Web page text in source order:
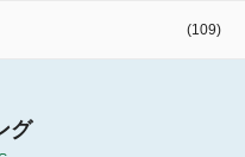
(109)
グ